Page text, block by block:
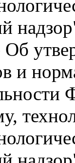
Об
и